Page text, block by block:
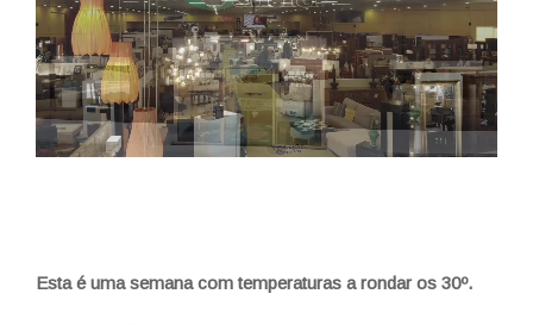
Esta é uma semana com temperaturas a rondar os 30º.